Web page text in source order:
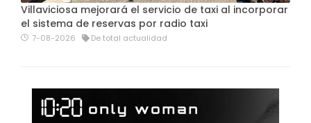
Villaviciosa mejorará el servicio de taxi al incorporar
el sistema de reservas por radio taxi
7-08-2026 De total actualidad